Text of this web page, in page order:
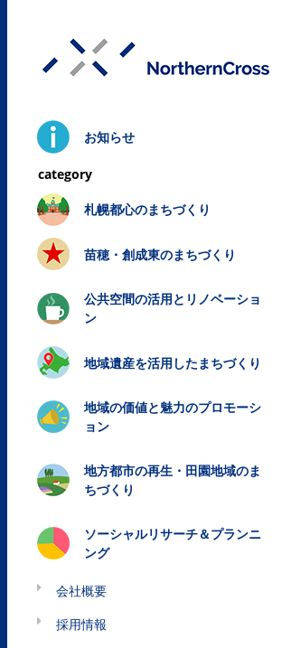
お知らせ
札幌都心のまちづくり
苗穂・創成東のまちづくり
公共空間の活用とリノベーショ
ン
地域遺産を活用したまちづくり
地域の価値と魅力のプロモーシ
ョン
地方都市の再生・田園地域のま
ちづくり
ソーシャルリサーチ＆プランニ
ング
会社概要
採用情報